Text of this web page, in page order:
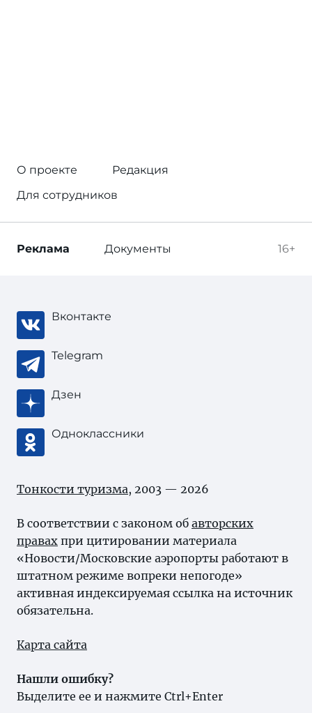
О проекте
Редакция
Для сотрудников
16+
Реклама Документы
Вконтакте
Telegram
Дзен
Одноклассники
Тонкости туризма, 2003 — 2026
В соответствии с законом об авторских
правах при цитировании материала
«Новости/Московские аэропорты работают в
штатном режиме вопреки непогоде»
активная индексируемая ссылка на источник
обязательна.
Карта сайта
Нашли ошибку?
Выделите ее и нажмите Ctrl+Enter